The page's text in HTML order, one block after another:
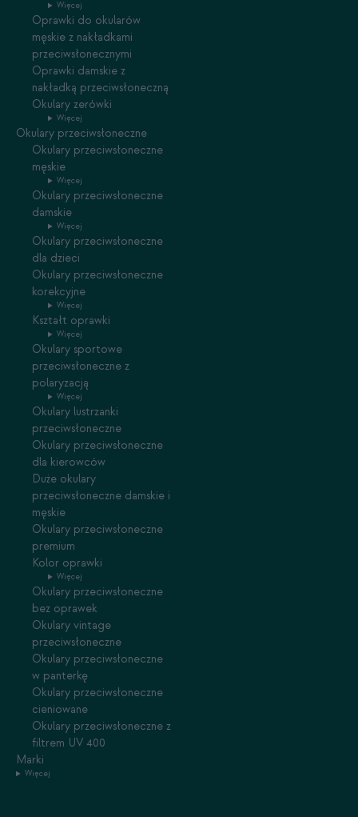
Więcej
Oprawki do okularów
męskie z nakładkami
przeciwsłonecznymi
Oprawki damskie z
nakładką przeciwsłoneczną
Okulary zerówki
Więcej
Okulary przeciwsłoneczne
Okulary przeciwsłoneczne
męskie
Więcej
Okulary przeciwsłoneczne
damskie
Więcej
Okulary przeciwsłoneczne
dla dzieci
Okulary przeciwsłoneczne
korekcyjne
Więcej
Kształt oprawki
Więcej
Okulary sportowe
przeciwsłoneczne z
polaryzacją
Więcej
Okulary lustrzanki
przeciwsłoneczne
Okulary przeciwsłoneczne
dla kierowców
Duże okulary
przeciwsłoneczne damskie i
męskie
Okulary przeciwsłoneczne
premium
Kolor oprawki
Więcej
Okulary przeciwsłoneczne
bez oprawek
Okulary vintage
przeciwsłoneczne
Okulary przeciwsłoneczne
w panterkę
Okulary przeciwsłoneczne
cieniowane
Okulary przeciwsłoneczne z
filtrem UV 400
Marki
Więcej